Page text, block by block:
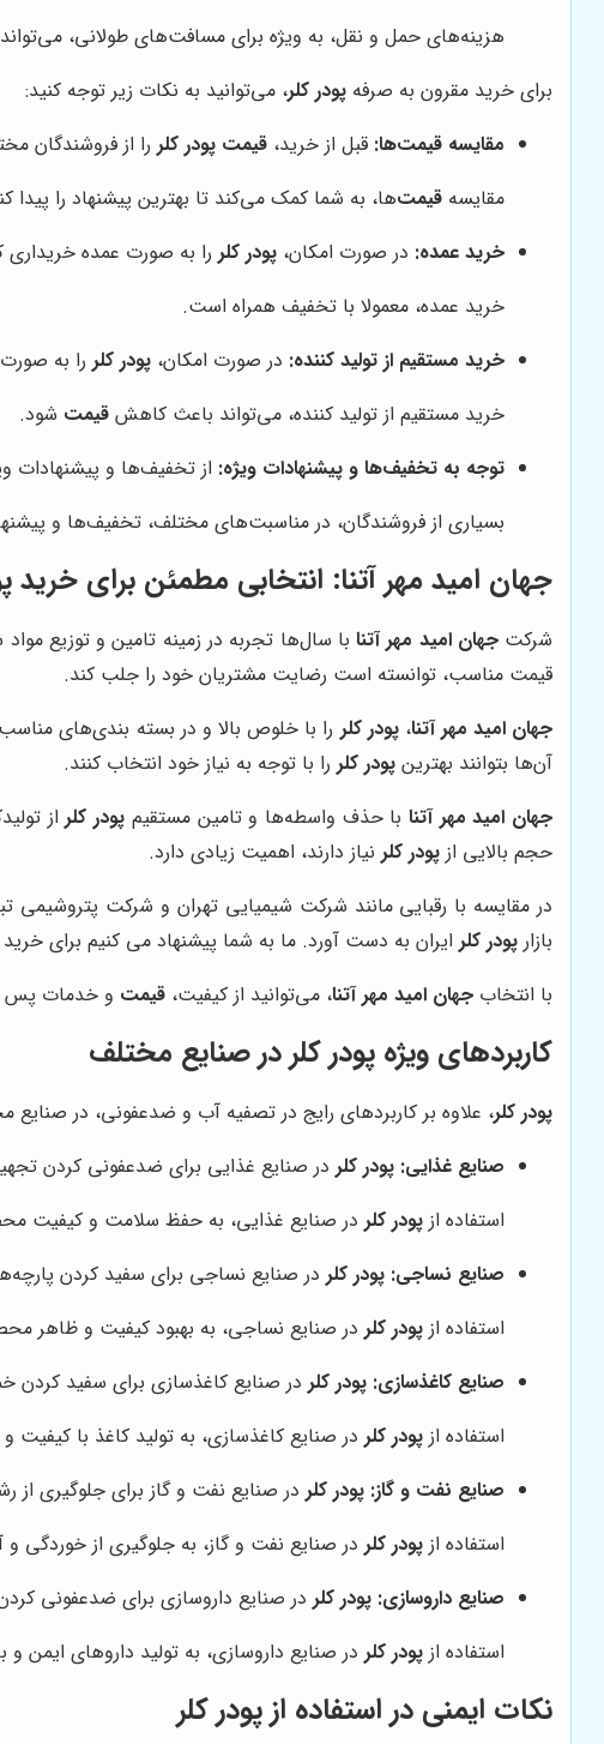
هزینه‌های حمل و نقل، به ویژه برای مسافت‌های طولانی، می‌تواند
برای خرید مقرون به صرفه پودر کلر، می‌توانید به نکات زیر توجه کنید:
مقایسه قیمت‌ها: قبل از خرید، قیمت پودر کلررا از فروشندگان
مقایسه قیمت‌ها، به شما کمک می‌کند تا بهترین پیشنهاد را پیدا
خرید عمده: در صورت امکان، پودر کلررا به صورت عمده خریداری
خرید عمده، معمولا با تخفیف همراه است.
خرید مستقیم از تولید کننده: در صورت امکان، پودر کلررا به صورت
خرید مستقیم از تولید کننده، می‌تواند باعث کاهش قیمت شود.
توجه به تخفیف‌ها و پیشنهادات ویژه: از تخفیف‌ها و پیشنهادات
بسیاری از فروشندگان، در مناسبت‌های مختلف، تخفیف‌ها و
جهان امید مهر آتنا: انتخابی مطمئن برای خرید
شرکتجهان امید مهر آتنابا سال‌ها تجربه در زمینه تامین و توزیع
قیمت مناسب، توانسته است رضایت مشتریان خود را جلب کند.
جهان امید مهر آتنا،پودر کلر را با خلوص بالا و در بسته بندی‌های
آن‌ها بتوانند بهترین پودر کلررا با توجه به نیاز خود انتخاب کنند.
جهان امید مهر آتنابا حذف واسطه‌ها و تامین مستقیم پودر کلراز
حجم بالایی از پودر کلرنیاز دارند، اهمیت زیادی دارد.
در مقایسه با رقبایی مانند شرکت شیمیایی تهران و شرکت پتروشیمی
بازار پودر کلرایران به دست آورد. ما به شما پیشنهاد می کنیم برای خرید
با انتخاب جهان امید مهر آتنا، می‌توانید از کیفیت، قیمت و خدمات پس
کاربردهای ویژه پودر کلردر صنایع مختلف
پودر کلر، علاوه بر کاربردهای رایج در تصفیه آب و ضدعفونی، در صنایع
صنایع غذایی: پودر کلردر صنایع غذایی برای ضدعفونی کردن
استفاده از پودر کلردر صنایع غذایی، به حفظ سلامت و کیفیت
صنایع نساجی: پودر کلردر صنایع نساجی برای سفید کردن
استفاده از پودر کلردر صنایع نساجی، به بهبود کیفیت و ظاهر
صنایع کاغذسازی: پودر کلردر صنایع کاغذسازی برای سفید کردن
استفاده از پودر کلردر صنایع کاغذسازی، به تولید کاغذ با
صنایع نفت و گاز: پودر کلردر صنایع نفت و گاز برای جلوگیری از
استفاده از پودر کلردر صنایع نفت و گاز، به جلوگیری از
صنایع داروسازی: پودر کلردر صنایع داروسازی برای ضدعفونی
استفاده از پودر کلردر صنایع داروسازی، به تولید داروهای ایمن
نکات ایمنی در استفاده ازپودر کلر